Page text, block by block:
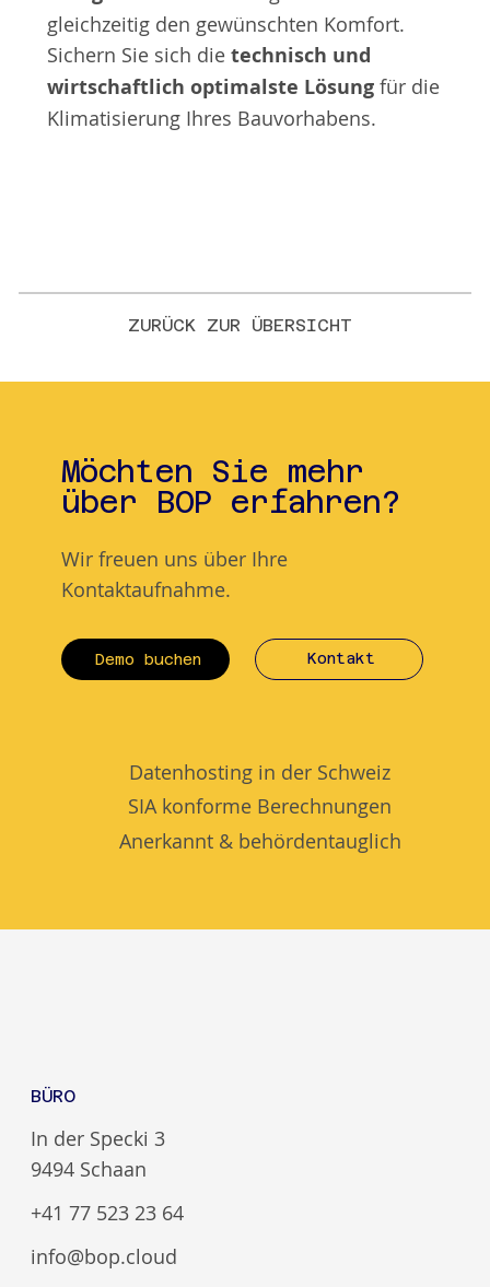
gleichzeitig den gewünschten Komfort.
Sichern Sie sich dietechnisch und
wirtschaftlich optimalste Lösung für die
Klimatisierung Ihres Bauvorhabens.
ZURÜCK ZUR ÜBERSICHT
Möchten Sie mehr
über BOP erfahren?
Wir freuen uns über Ihre
Kontaktaufnahme.
Demo buchen Kontakt
Datenhosting in der Schweiz
SIA konforme Berechnungen
Anerkannt & behördentauglich
BÜRO
In der Specki 3
9494 Schaan
+41 77 523 23 64
info@bop.cloud